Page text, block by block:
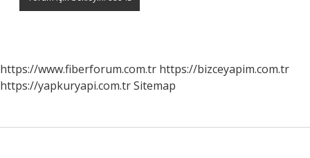
https://www.fiberforum.com.tr https://bizceyapim.com.tr
https://yapkuryapi.com.trSitemap